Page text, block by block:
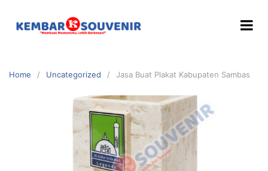
Home Uncategorized Jasa Buat Plakat Kabupaten Sambas